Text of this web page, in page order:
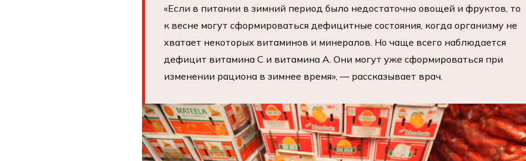
«Если в питании в зимний период было недостаточно овощей и фруктов, то
к весне могут сформироваться дефицитные состояния, когда организму не
хватает некоторых витаминов и минералов. Но чаще всего наблюдается
дефицит витамина С и витамина А. Они могут уже сформироваться при
изменении рациона в зимнее время», — рассказывает врач.